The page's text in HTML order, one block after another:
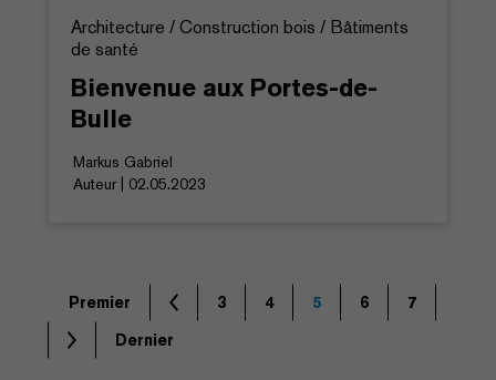
Architecture / Construction bois / Bâtiments
de santé
Bienvenue aux Portes-de-
Bulle
Markus Gabriel
Auteur | 02.05.2023
Premier 3 4 5 6
7
Dernier